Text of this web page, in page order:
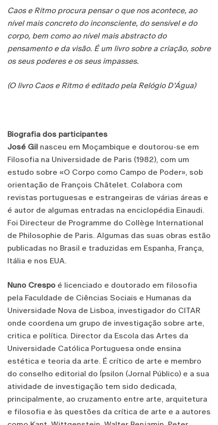
Caos e Ritmo procura pensar o que nos acontece, ao
nível mais concreto do inconsciente, do sensível e do
corpo, bem como ao nível mais abstracto do
pensamento e da visão. É um livro sobre a criação, sobre
os seus poderes e os seus impasses.
(O livro Caos e Ritmo é editado pela Relógio D'Água)
Biografia dos participantes
José Gil nasceu em Moçambique e doutorou-se em
Filosofia na Universidade de Paris (1982), com um
estudo sobre «O Corpo como Campo de Poder», sob
orientação de François Châtelet. Colabora com
revistas portuguesas e estrangeiras de várias áreas e
é autor de algumas entradas na enciclopédia Einaudi.
Foi Directeur de Programme do Collège International
de Philosophie de Paris. Algumas das suas obras estão
publicadas no Brasil e traduzidas em Espanha, França,
Itália e nos EUA.
Nuno Crespo é licenciado e doutorado em filosofia
pela Faculdade de Ciências Sociais e Humanas da
Universidade Nova de Lisboa, investigador do CITAR
onde coordena um grupo de investigação sobre arte,
critica e política. Director da Escola das Artes da
Universidade Católica Portuguesa onde ensina
estética e teoria da arte. É crítico de arte e membro
do conselho editorial do Ípsilon (Jornal Público) e a sua
atividade de investigação tem sido dedicada,
principalmente, ao cruzamento entre arte, arquitetura
e filosofia e às questões da crítica de arte e a autores